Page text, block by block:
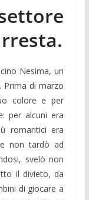
Nesima, un
Prima di marzo
colore e per
per alcuni era
romantici era
non tardò ad
svelò non
il divieto, da
di giocare a